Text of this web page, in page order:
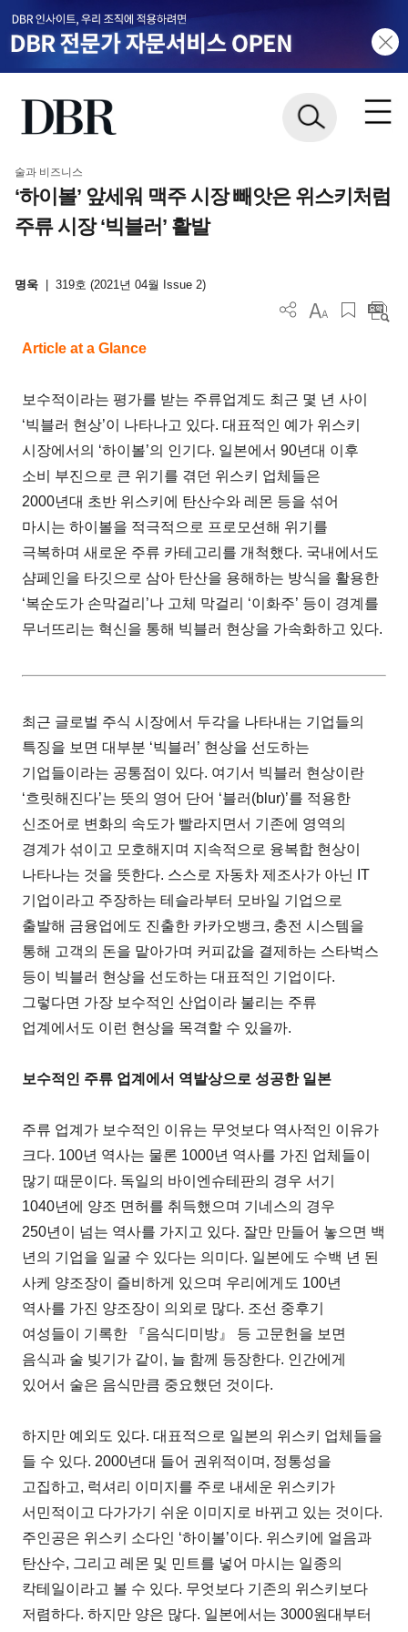
술과 비즈니스
‘하이볼’ 앞세워 맥주 시장 빼앗은 위스키처럼
주류 시장 ‘빅블러’ 활발
명욱 319호 (2021년 04월 Issue 2)
Article at a Glance
보수적이라는 평가를 받는 주류업계도 최근 몇 년 사이
‘빅블러 현상’이 나타나고 있다. 대표적인 예가 위스키
시장에서의 ‘하이볼’의 인기다. 일본에서 90년대 이후
소비 부진으로 큰 위기를 겪던 위스키 업체들은
2000년대 초반 위스키에 탄산수와 레몬 등을 섞어
마시는 하이볼을 적극적으로 프로모션해 위기를
극복하며 새로운 주류 카테고리를 개척했다. 국내에서도
샴페인을 타깃으로 삼아 탄산을 용해하는 방식을 활용한
‘복순도가 손막걸리’나 고체 막걸리 ‘이화주’ 등이 경계를
무너뜨리는 혁신을 통해 빅블러 현상을 가속화하고 있다.
최근 글로벌 주식 시장에서 두각을 나타내는 기업들의
특징을 보면 대부분 ‘빅블러’ 현상을 선도하는
기업들이라는 공통점이 있다. 여기서 빅블러 현상이란
‘흐릿해진다’는 뜻의 영어 단어 ‘블러(blur)’를 적용한
신조어로 변화의 속도가 빨라지면서 기존에 영역의
경계가 섞이고 모호해지며 지속적으로 융복합 현상이
나타나는 것을 뜻한다. 스스로 자동차 제조사가 아닌 IT
기업이라고 주장하는 테슬라부터 모바일 기업으로
출발해 금융업에도 진출한 카카오뱅크, 충전 시스템을
통해 고객의 돈을 맡아가며 커피값을 결제하는 스타벅스
등이 빅블러 현상을 선도하는 대표적인 기업이다.
그렇다면 가장 보수적인 산업이라 불리는 주류
업계에서도 이런 현상을 목격할 수 있을까.
보수적인 주류 업계에서 역발상으로 성공한 일본
주류 업계가 보수적인 이유는 무엇보다 역사적인 이유가
크다. 100년 역사는 물론 1000년 역사를 가진 업체들이
많기 때문이다. 독일의 바이엔슈테판의 경우 서기
1040년에 양조 면허를 취득했으며 기네스의 경우
250년이 넘는 역사를 가지고 있다. 잘만 만들어 놓으면 백
년의 기업을 일굴 수 있다는 의미다. 일본에도 수백 년 된
사케 양조장이 즐비하게 있으며 우리에게도 100년
역사를 가진 양조장이 의외로 많다. 조선 중후기
여성들이 기록한 『음식디미방』 등 고문헌을 보면
음식과 술 빚기가 같이, 늘 함께 등장한다. 인간에게
있어서 술은 음식만큼 중요했던 것이다.
하지만 예외도 있다. 대표적으로 일본의 위스키 업체들을
들 수 있다. 2000년대 들어 권위적이며, 정통성을
고집하고, 럭셔리 이미지를 주로 내세운 위스키가
서민적이고 다가가기 쉬운 이미지로 바뀌고 있는 것이다.
주인공은 위스키 소다인 ‘하이볼’이다. 위스키에 얼음과
탄산수, 그리고 레몬 및 민트를 넣어 마시는 일종의
칵테일이라고 볼 수 있다. 무엇보다 기존의 위스키보다
저렴하다. 하지만 양은 많다. 일본에서는 3000원대부터